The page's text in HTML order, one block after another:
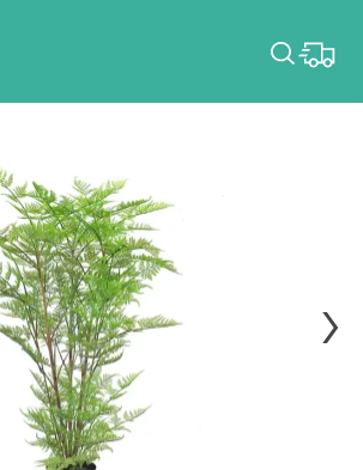
événement.
Choisir mes dates